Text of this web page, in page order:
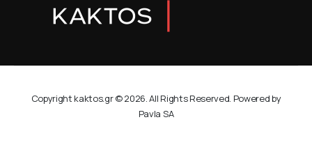
Copyright kaktos.gr © 2026. All Rights Reserved. Powered by
Pavla SA